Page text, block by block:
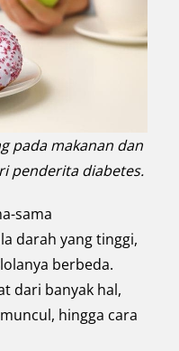
pada makanan dan
penderita diabetes.
sama
darah yang tinggi,
berbeda.
dari banyak hal,
hingga cara